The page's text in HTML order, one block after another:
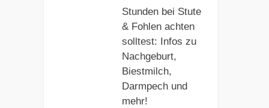
Stunden bei Stute
& Fohlen achten
solltest: Infos zu
Nachgeburt,
Biestmilch,
Darmpech und
mehr!